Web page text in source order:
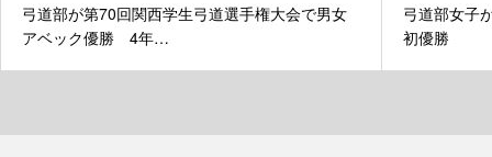
弓道部が第70回関西学生弓道選手権大会で男女
アベック優勝 4年…
弓道部女子
初優勝